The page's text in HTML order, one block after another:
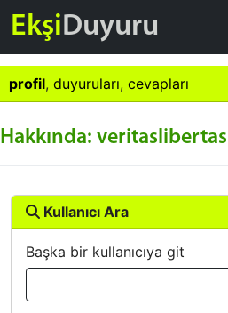
EkşiDuyuru
profil, duyuruları, cevapları
Hakkında: veritaslibertas
Kullanıcı Ara
Başka bir kullanıcıya git